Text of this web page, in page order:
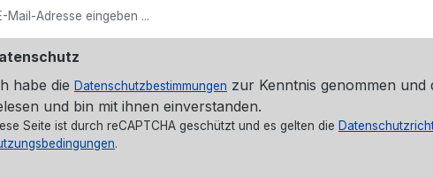
habe die Datenschutzbestimmungen zur Kenntnis genommen und
und bin mit ihnen einverstanden.
Seite ist durch reCAPTCHA geschützt und es gelten die
.